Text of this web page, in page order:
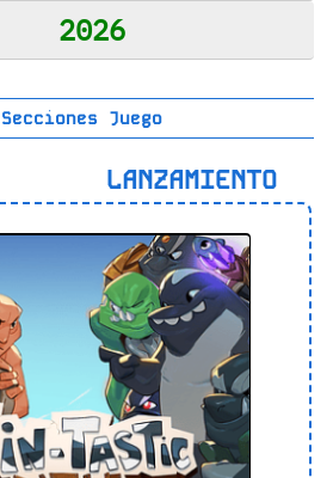
2026
Secciones Juego
LANZAMIENTO